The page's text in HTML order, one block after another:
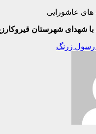
های عاشورایی
شهدای شهرستان
رسول زرنگ